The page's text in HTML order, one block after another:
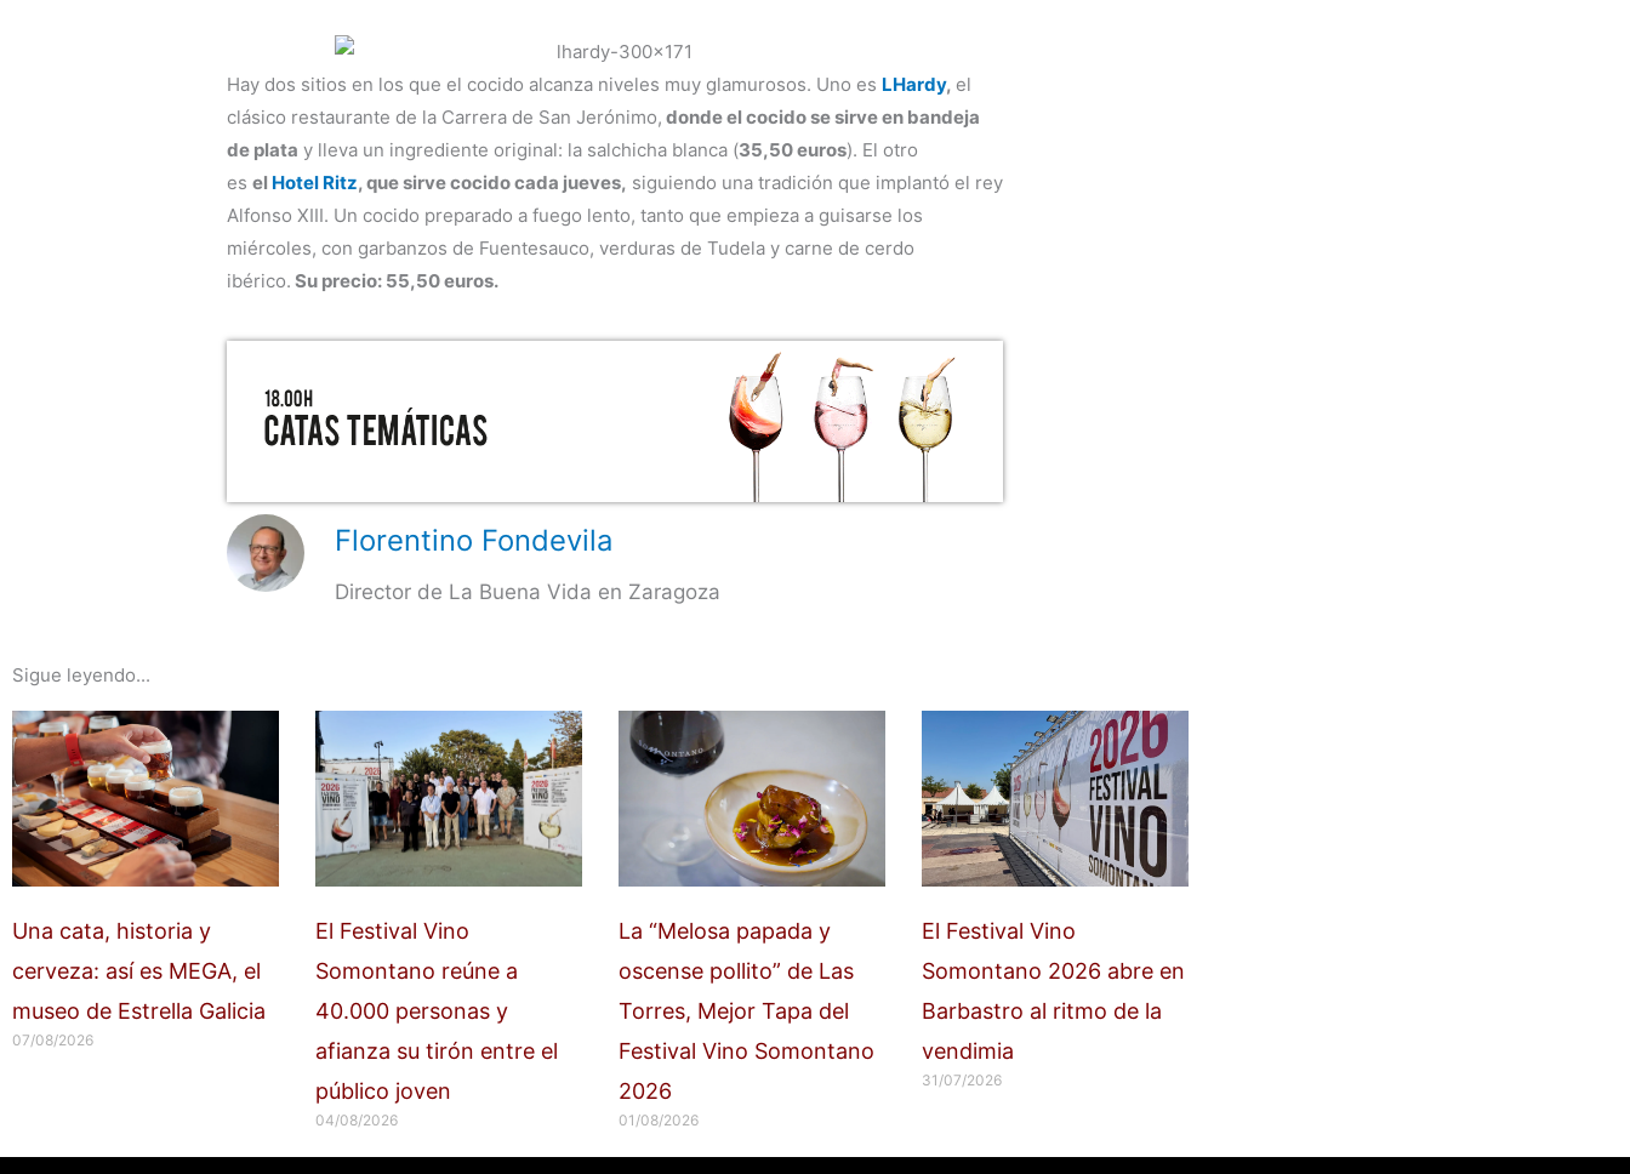
Hay dos sitios en los que el cocido alcanza niveles muy glamurosos. Uno es LHardy, el
clásico restaurante de la Carrera de San Jerónimo, donde el cocido se sirve en bandeja
de plata y lleva un ingrediente original: la salchicha blanca (35,50 euros). El otro
es el Hotel Ritz, que sirve cocido cada jueves, siguiendo una tradición que implantó el rey
Alfonso XIII. Un cocido preparado a fuego lento, tanto que empieza a guisarse los
miércoles, con garbanzos de Fuentesauco, verduras de Tudela y carne de cerdo
ibérico. Su precio: 55,50 euros.
Florentino Fondevila
Director de La Buena Vida en Zaragoza
Sigue leyendo...
Una cata, historia y
cerveza: así es MEGA, el
museo de Estrella Galicia
07/08/2026
El Festival Vino
Somontano reúne a
40.000 personas y
afianza su tirón entre el
público joven
04/08/2026
La “Melosa papada y
oscense pollito” de Las
Torres, Mejor Tapa del
Festival Vino Somontano
2026
01/08/2026
El Festival Vino
Somontano 2026 abre en
Barbastro al ritmo de la
vendimia
31/07/2026